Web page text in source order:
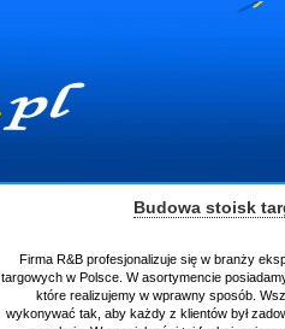
Budowa stoisk
Firma R&B profesjonalizuje się w branży
targowych w Polsce. W asortymencie
które realizujemy w wprawny sposób.
wykonywać tak, aby każdy z klientów był